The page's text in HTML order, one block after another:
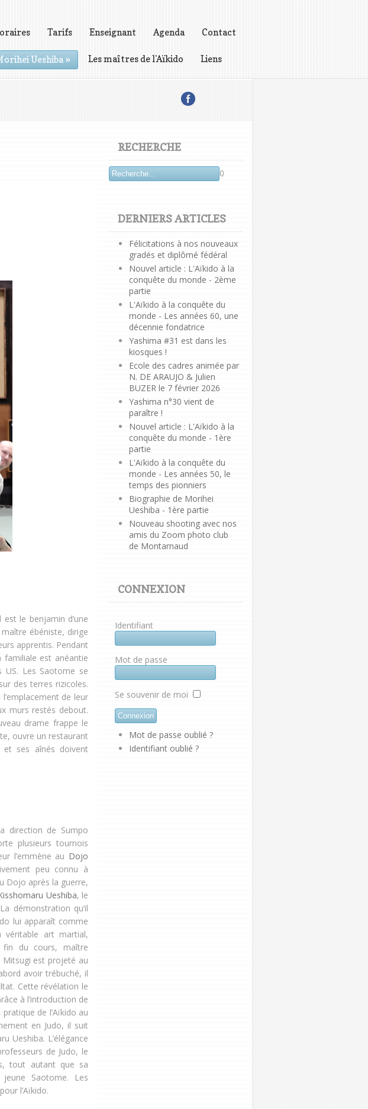
Tarifs Enseignant Agenda Contact
Ueshiba» Les maîtres de l'Aïkido Liens
le benjamin d’une
ébéniste, dirige
apprentis. Pendant
familiale est anéantie
US. Les Saotome se
des terres rizicoles.
de leur
murs restés debout.
drame frappe le
ouvre un restaurant
ses aînés doivent
direction de Sumpo
plusieurs tournois
l’emmène au Dojo
peu connu à
Dojo après la guerre,
Ueshiba, le
démonstration qu’il
lui apparaît comme
véritable art martial,
fin du cours, maître
Mitsugi est projeté au
avoir trébuché, il
Cette révélation le
à l’introduction de
de l’Aïkido au
en Judo, il suit
Ueshiba. L’élégance
de Judo, le
tout autant que sa
Saotome. Les
l’Aïkido.
RECHERCHE
0
DERNIERS ARTICLES
Félicitations à nos nouveaux
gradés et diplômé fédéral
Nouvel article : L'Aïkido à la
conquête du monde - 2ème
partie
L'Aïkido à la conquête du
monde - Les années 60, une
décennie fondatrice
Yashima #31 est dans les
kiosques !
Ecole des cadres animée par
N. DE ARAUJO & Julien
BUZER le 7 février 2026
Yashima n°30 vient de
paraître !
Nouvel article : L'Aïkido à la
conquête du monde - 1ère
partie
L'Aïkido à la conquête du
monde - Les années 50, le
temps des pionniers
Biographie de Morihei
Ueshiba - 1ère partie
Nouveau shooting avec nos
amis du Zoom photo club
de Montarnaud
CONNEXION
Identifiant
Mot de passe
Se souvenir de moi
Mot de passe oublié ?
Identifiant oublié ?